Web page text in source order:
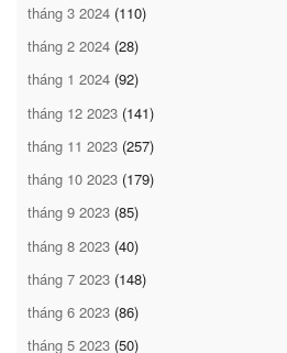
tháng 3 2024 (110)
tháng 2 2024 (28)
tháng 1 2024 (92)
tháng 12 2023 (141)
tháng 11 2023 (257)
tháng 10 2023 (179)
tháng 9 2023 (85)
tháng 8 2023 (40)
tháng 7 2023 (148)
tháng 6 2023 (86)
tháng 5 2023 (50)